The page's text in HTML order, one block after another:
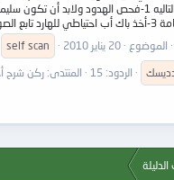
الصورة...
الموضوع 20 يناير 2010 self scan
الردود: 15 المنتدى: ركن شرح